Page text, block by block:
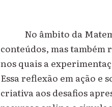
No âmbito da
conteúdos, mas
nos quais a
Essa reflexão em ação e
criativa aos desafios